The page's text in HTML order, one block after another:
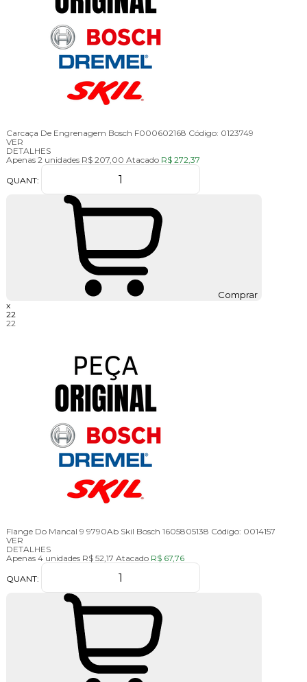
Carcaça De Engrenagem Bosch F000602168 Código: 0123749
VER
DETALHES
Apenas 2 unidades R$ 207,00 Atacado R$ 272,37
QUANT:
Comprar
x
22
22
Flange Do Mancal 9 9790Ab Skil Bosch 1605805138 Código: 0014157
VER
DETALHES
Apenas 4 unidades R$ 52,17 Atacado R$ 67,76
QUANT: